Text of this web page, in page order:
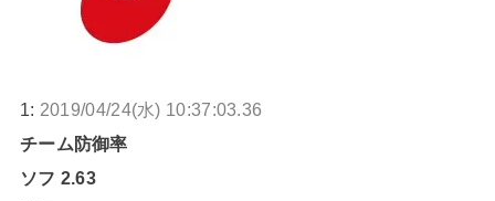
1: 2019/04/24(水) 10:37:03.36
チーム防御率
ソフ 2.63